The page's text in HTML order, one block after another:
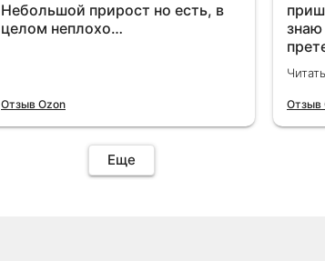
Небольшой прирост но есть, в
целом неплохо…
Отзыв Ozon
знаю
Отзыв
Еще